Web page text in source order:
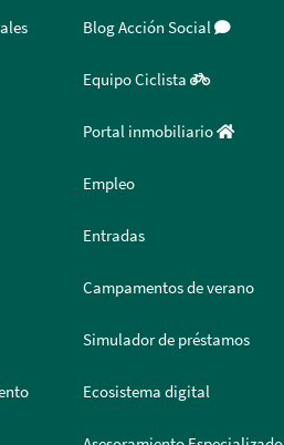
Blog Acción Social
Equipo Ciclista
Portal inmobiliario
Empleo
Entradas
Campamentos de verano
Simulador de préstamos
Ecosistema digital